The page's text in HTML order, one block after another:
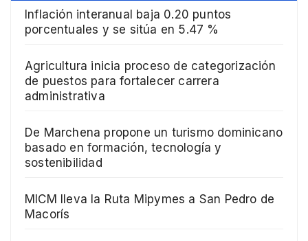
Inflación interanual baja 0.20 puntos
porcentuales y se sitúa en 5.47 %
Agricultura inicia proceso de categorización
de puestos para fortalecer carrera
administrativa
De Marchena propone un turismo dominicano
basado en formación, tecnología y
sostenibilidad
MICM lleva la Ruta Mipymes a San Pedro de
Macorís